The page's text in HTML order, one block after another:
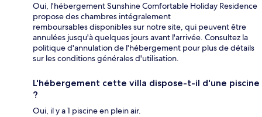
Oui, l'hébergement Sunshine Comfortable Holiday Residence
propose des chambres intégralement
remboursables disponibles sur notre site, qui peuvent être
annulées jusqu'à quelques jours avant l'arrivée. Consultez la
politique d'annulation de l'hébergement pour plus de détails
sur les conditions générales d'utilisation.
L'hébergement cette villa dispose-t-il d'une piscine
?
Oui, il y a 1 piscine en plein air.